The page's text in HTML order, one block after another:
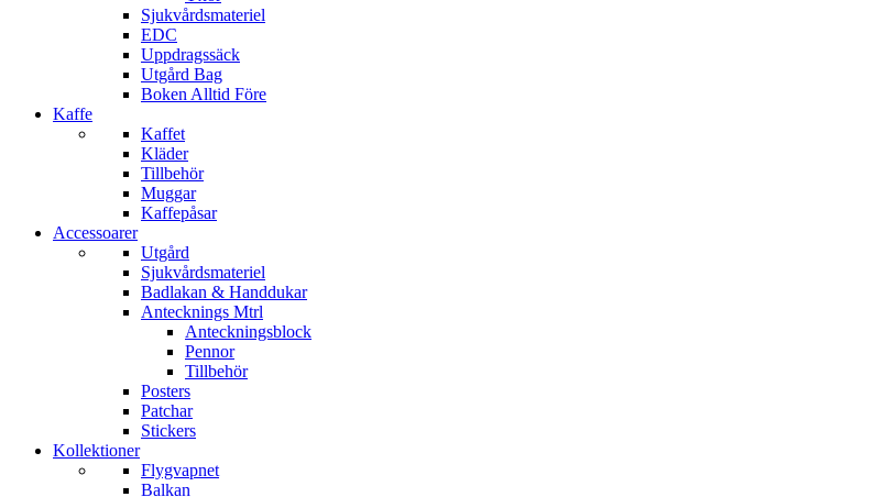
Sjukvårdsmateriel
EDC
Uppdragssäck
Utgård Bag
Boken Alltid Före
Kaffe
Kaffet
Kläder
Tillbehör
Muggar
Kaffepåsar
Accessoarer
Utgård
Sjukvårdsmateriel
Badlakan & Handdukar
Antecknings Mtrl
Anteckningsblock
Pennor
Tillbehör
Posters
Patchar
Stickers
Kollektioner
Flygvapnet
Balkan